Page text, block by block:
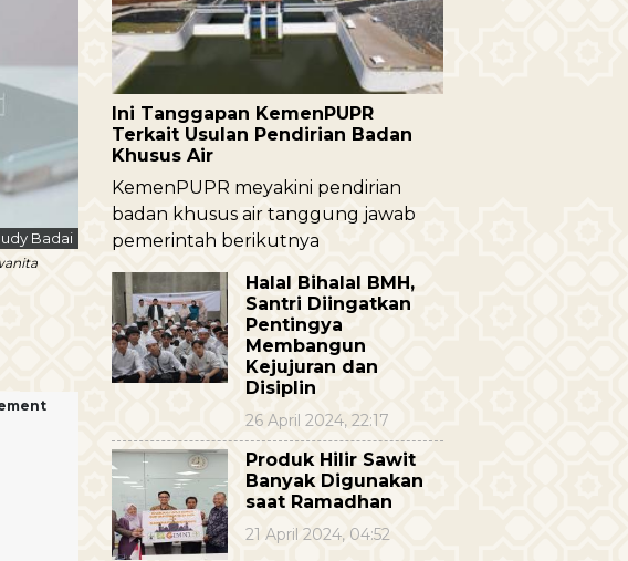
Badai
Ini Tanggapan KemenPUPR
Terkait Usulan Pendirian Badan
Khusus Air
KemenPUPR meyakini pendirian
badan khusus air tanggung jawab
pemerintah berikutnya
Halal Bihalal BMH,
Santri Diingatkan
Pentingya
Membangun
Kejujuran dan
Disiplin
26 April 2024, 22:17
Produk Hilir Sawit
Banyak Digunakan
saat Ramadhan
21 April 2024, 04:52